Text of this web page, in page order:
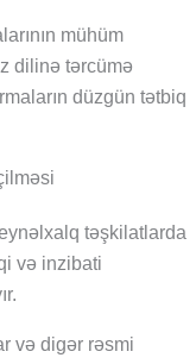
mühüm
dilinə tərcümə
düzgün tətbiq
təşkilatlarda
və inzibati
və digər rəsmi